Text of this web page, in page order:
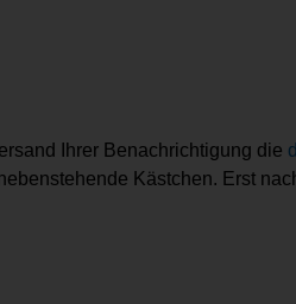
Ihrer Benachrichtigung die
Kästchen. Erst